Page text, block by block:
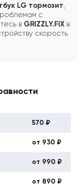
LG тормозит
с
в GRIZZLY.FIX в
скорость
570 ₽
от 930 ₽
от 990 ₽
от 890 ₽